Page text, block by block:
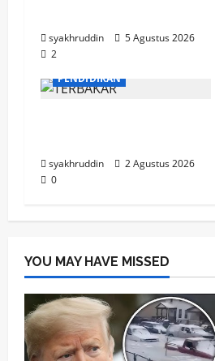
syakhruddin
5 Agustus 2026
2
PENDIDIKAN
syakhruddin
2 Agustus 2026
0
YOU MAY HAVE MISSED